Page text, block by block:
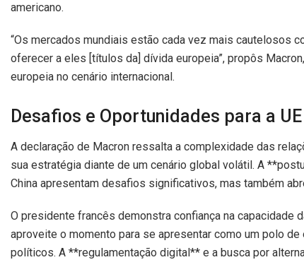
americano.
“Os mercados mundiais estão cada vez mais cautelosos
oferecer a eles [títulos da] dívida europeia”, propôs
europeia no cenário internacional.
Desafios e Oportunidades para a UE
A declaração de Macron ressalta a complexidade das
sua estratégia diante de um cenário global volátil. A
China apresentam desafios significativos, mas também
O presidente francês demonstra confiança na capacidade
aproveite o momento para se apresentar como um polo
políticos. A **regulamentação digital** e a busca por